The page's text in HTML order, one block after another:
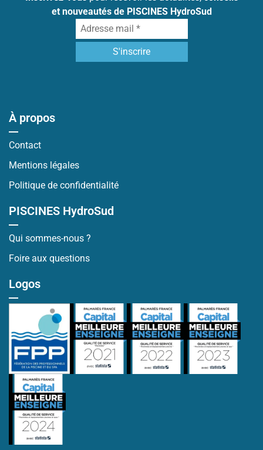
et nouveautés de PISCINES HydroSud
À propos
Contact
Mentions légales
Politique de confidentialité
PISCINES HydroSud
Qui sommes-nous ?
Foire aux questions
Logos